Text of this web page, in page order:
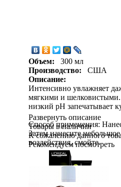
Объем:
300 мл
Производство:
США
Описание:
Интенсивно увлажняет
мягкими и шелковистыми.
низкий pH запечатывает
Способ применения:
Затем нанесите
воздействия, смойте.
Развернуть описание
Товары в наличии
К сожалению данного
Рекомендуем посмотреть